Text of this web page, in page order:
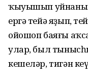
ҡыуышып уйнаны.
ергә тейә яҙып,
ойошоп баяғы
улар, был
кешеләр, тигән